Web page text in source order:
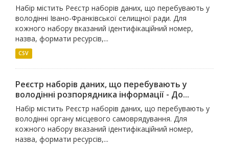
Набір містить Реєстр наборів даних, що перебувають у
володінні Івано-Франківської селищної ради. Для
кожного набору вказаний ідентифікаційний номер,
назва, формати ресурсів,...
CSV
Реєстр наборів даних, що перебувають у
володінні розпорядника інформації - До...
Набір містить Реєстр наборів даних, що перебувають у
володінні органу місцевого самоврядування. Для
кожного набору вказаний ідентифікаційний номер,
назва, формати ресурсів,...